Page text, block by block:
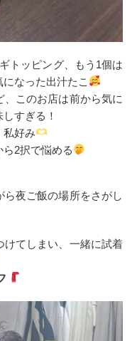
トッピング、もう1個は
なった出汁たこ
このお店は前から気に
すぎる！
私好み
2択で悩める
夜ご飯の場所をさがし
けてしまい、一緒に試着